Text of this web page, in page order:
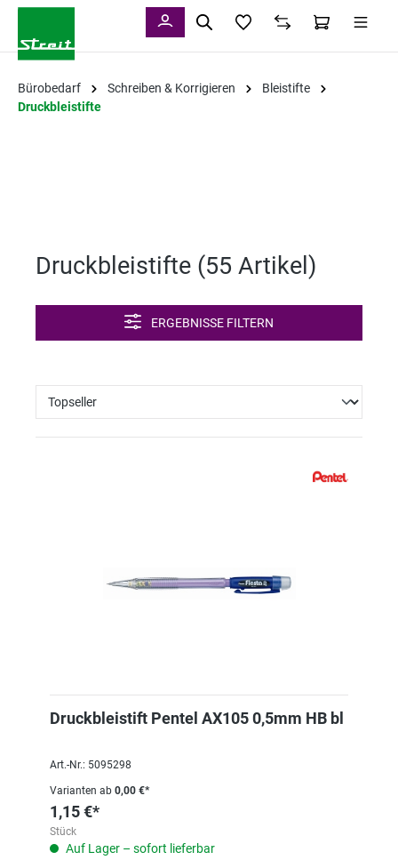
Bürobedarf Schreiben & Korrigieren
Bleistifte
Druckbleistifte
Druckbleistifte (55 Artikel )
ERGEBNISSE FILTERN
Druckbleistift Pentel AX105 0,5mm HB bl
Art.-Nr.: 5095298
Varianten ab 0,00 €*
1,15 €*
Stück
Auf Lager – sofort lieferbar